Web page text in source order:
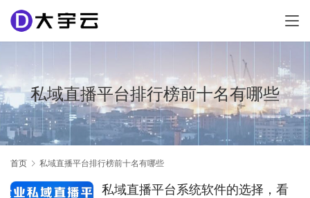
私域直播平台排行榜前十名有哪些
首页 私域直播平台排行榜前十名有哪些
私域直播平台系统软件的选择，看